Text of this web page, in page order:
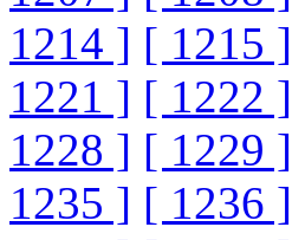
1214 ] [ 1215 ]
1221 ] [ 1222 ]
1228 ] [ 1229 ]
1235 ] [ 1236 ]